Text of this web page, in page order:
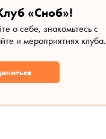
«Сноб»!
о себе, знакомьтесь с
и мероприятиях клуба.